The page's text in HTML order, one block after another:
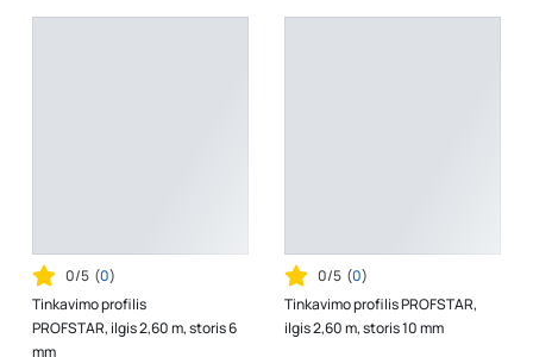
0/5 (0)
Tinkavimo profilis
PROFSTAR, ilgis 2,60 m, storis 6
mm
0/5 (0)
Tinkavimo profilis PROFSTAR,
ilgis 2,60 m, storis 10 mm